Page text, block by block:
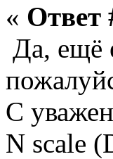
« Ответ
Да, ещё
С
N scale